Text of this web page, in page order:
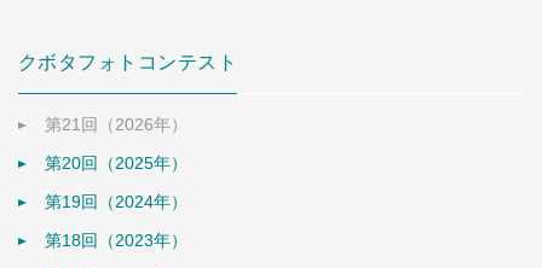
クボタフォトコンテスト
第21回（2026年）
第20回（2025年）
第19回（2024年）
第18回（2023年）